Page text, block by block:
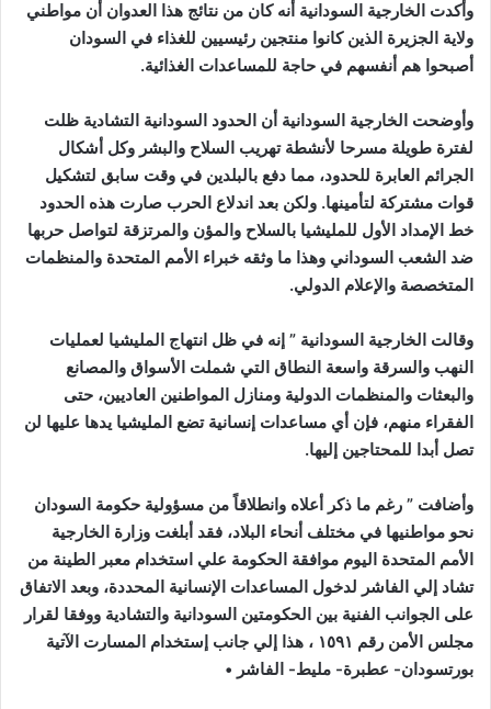
وأكدت الخارجية السودانية أنه كان من نتائج هذا العدوان أن مواطني
ولاية الجزيرة الذين كانوا منتجين رئيسيين للغذاء في السودان
أصبحوا هم أنفسهم في حاجة للمساعدات الغذائية.
وأوضحت الخارجية السودانية أن الحدود السودانية التشادية ظلت
لفترة طويلة مسرحا لأنشطة تهريب السلاح والبشر وكل أشكال
الجرائم العابرة للحدود، مما دفع بالبلدين في وقت سابق لتشكيل
قوات مشتركة لتأمينها. ولكن بعد اندلاع الحرب صارت هذه الحدود
خط الإمداد الأول للمليشيا بالسلاح والمؤن والمرتزقة لتواصل حربها
ضد الشعب السوداني وهذا ما وثقه خبراء الأمم المتحدة والمنظمات
المتخصصة والإعلام الدولي.
وقالت الخارجية السودانية ” إنه في ظل انتهاج المليشيا لعمليات
النهب والسرقة واسعة النطاق التي شملت الأسواق والمصانع
والبعثات والمنظمات الدولية ومنازل المواطنين العاديين، حتى
الفقراء منهم، فإن أي مساعدات إنسانية تضع المليشيا يدها عليها لن
تصل أبدا للمحتاجين إليها.
وأضافت ” رغم ما ذكر أعلاه وانطلاقاً من مسؤولية حكومة السودان
نحو مواطنيها في مختلف أنحاء البلاد، فقد أبلغت وزارة الخارجية
الأمم المتحدة اليوم موافقة الحكومة علي استخدام معبر الطينة من
تشاد إلي الفاشر لدخول المساعدات الإنسانية المحددة، وبعد الاتفاق
على الجوانب الفنية بين الحكومتين السودانية والتشادية ووفقا لقرار
مجلس الأمن رقم ١٥٩١ ، هذا إلي جانب إستخدام المسارت الآتية
بورتسودان- عطبرة- مليط- الفاشر •